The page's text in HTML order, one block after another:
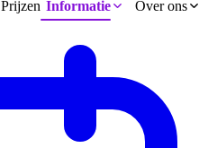
Prijzen Informatie Over ons